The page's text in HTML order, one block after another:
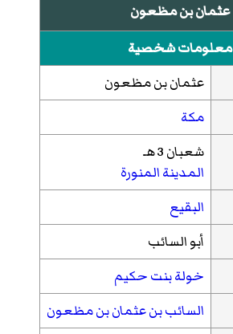
عثمان بن مظعون
معلومات شخصية
عثمان بن مظعون
مكة
شعبان 3 هـ
المدينة المنورة
البقيع
أبو السائب
خولة بنت حكيم
السائب بن عثمان بن مظعون